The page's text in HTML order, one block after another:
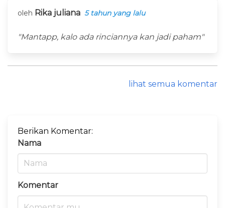
oleh Rika juliana 5 tahun yang lalu
"Mantapp, kalo ada rinciannya kan jadi paham"
lihat semua komentar
Berikan Komentar:
Nama
Komentar